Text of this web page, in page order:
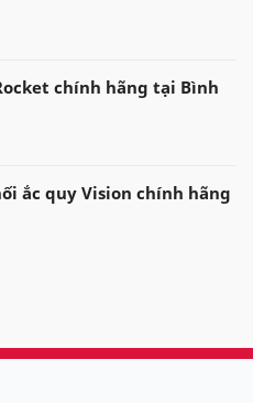
chính hãng tại Bình
ắc quy Vision chính hãng